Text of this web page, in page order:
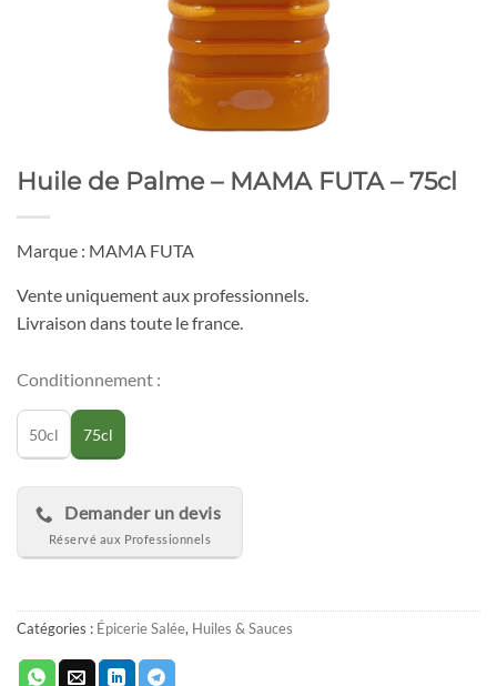
Huile de Palme – MAMA FUTA – 75cl
Marque : MAMA FUTA
Vente uniquement aux professionnels.
Livraison dans toute le france.
Conditionnement :
50cl 75cl
Demander un devis
Catégories : Épicerie Salée, Huiles & Sauces